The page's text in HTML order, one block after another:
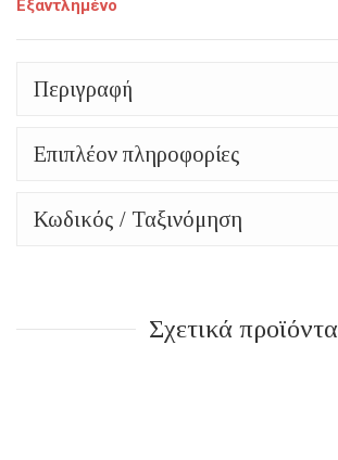
Εξαντλημένο
Περιγραφή
Επιπλέον πληροφορίες
Κωδικός / Ταξινόμηση
Σχετικά προϊόντα